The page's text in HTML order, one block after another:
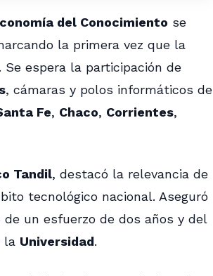
del Conocimiento se
la primera vez que la
espera la participación de
, cámaras y polos informáticos de
Fe, Chaco, Corrientes,
Tandil, destacó la relevancia de
tecnológico nacional. Aseguró
un esfuerzo de dos años y del
la Universidad.